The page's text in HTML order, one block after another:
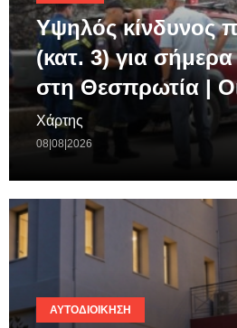
Υψηλός κίνδυνος
(κατ. 3) για
στη Θεσπρωτία |
Χάρτης
08|08|2026
ΑΥΤΟΔΙΟΊΚΗΣΗ